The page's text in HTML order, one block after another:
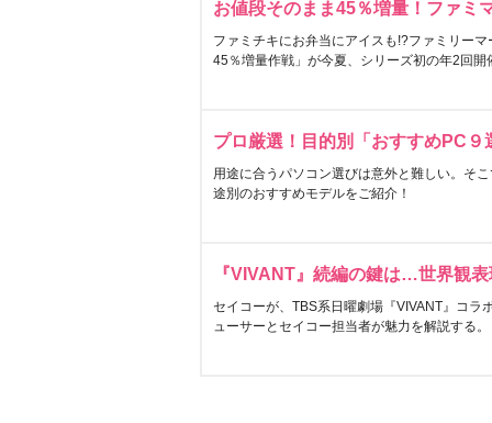
お値段そのまま45％増量！ファミ
ファミチキにお弁当にアイスも!?ファミリー
45％増量作戦」が今夏、シリーズ初の年2回開
プロ厳選！目的別「おすすめPC９
用途に合うパソコン選びは意外と難しい。そ
途別のおすすめモデルをご紹介！
『VIVANT』続編の鍵は…世界観
セイコーが、TBS系日曜劇場『VIVANT』コラ
ューサーとセイコー担当者が魅力を解説する。